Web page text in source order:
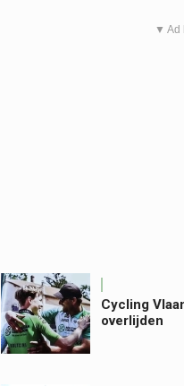
▼ Ad
Cycling
overlijden